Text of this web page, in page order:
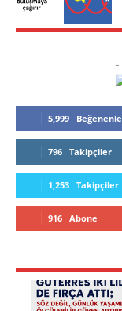
-
5,999
796 Takipçiler
1,253 Takipçiler
916 Abone